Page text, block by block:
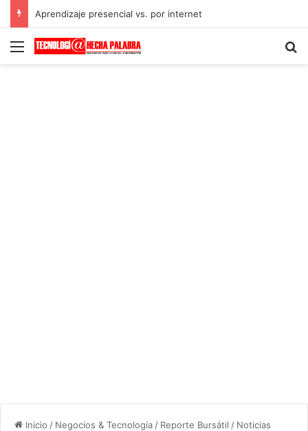
Aprendizaje presencial vs. por internet
Menú
Inicio / Negocios & Tecnología / Reporte Bursátil / Noticias